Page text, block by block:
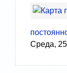
Среда,